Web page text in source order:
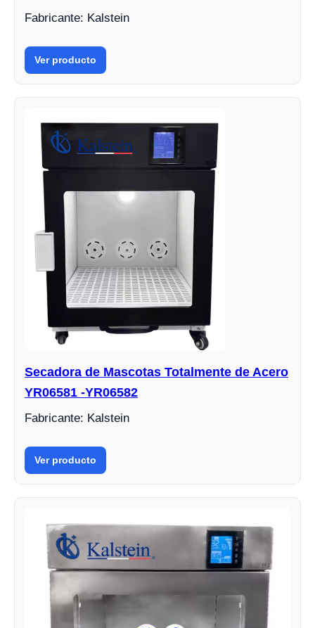
Fabricante: Kalstein
Ver producto
Secadora de Mascotas Totalmente de Acero
YR06581 -YR06582
Fabricante: Kalstein
Ver producto